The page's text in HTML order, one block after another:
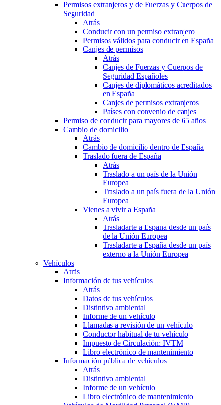
Permisos extranjeros y de Fuerzas y Cuerpos de
Seguridad
Atrás
Conducir con un permiso extranjero
Permisos válidos para conducir en España
Canjes de permisos
Atrás
Canjes de Fuerzas y Cuerpos de
Seguridad Españoles
Canjes de diplomáticos acreditados
en España
Canjes de permisos extranjeros
Países con convenio de canjes
Permiso de conducir para mayores de 65 años
Cambio de domicilio
Atrás
Cambio de domicilio dentro de España
Traslado fuera de España
Atrás
Traslado a un país de la Unión
Europea
Traslado a un país fuera de la Unión
Europea
Vienes a vivir a España
Atrás
Trasladarte a España desde un país
de la Unión Europea
Trasladarte a España desde un país
externo a la Unión Europea
Vehículos
Atrás
Información de tus vehículos
Atrás
Datos de tus vehículos
Distintivo ambiental
Informe de un vehículo
Llamadas a revisión de un vehículo
Conductor habitual de tu vehículo
Impuesto de Circulación: IVTM
Libro electrónico de mantenimiento
Información pública de vehículos
Atrás
Distintivo ambiental
Informe de un vehículo
Libro electrónico de mantenimiento